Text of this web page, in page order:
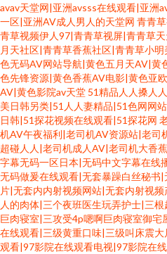
avav天堂网|亚洲avsss在线观看|亚洲
一区|亚洲AV成人男人的天堂网 青青
青草视频伊人97|青青草视屏|青青草
月天社区|青青草香蕉社区|青青草小
色无码AV网站导航|黄色五月天AV|黄
色先锋资源|黄色香蕉AV电影|黄色亚
AV|黄色影院av天堂 51精品人人搡人
美日韩另类|51人人妻精品|51色网网
日韩|51探花视频在线观看|51探花网
机AV午夜福利|老司机AV资源站|老司
超碰人人|老司机成人AV|老司机大香
字幕无码一区日本|无码中文字幕在线
无码做爰在线观看|无套暴躁白丝秘书
片|无套内内射视频网站|无套内射视
人的肉体|三个夜班医生玩弄护士|三
巨肉寝室|三攻受4p嗯啊巨肉寝室御
在线观看|三级黄重口味|三级叫床震
观看|97影院在线观看电视|97影院在